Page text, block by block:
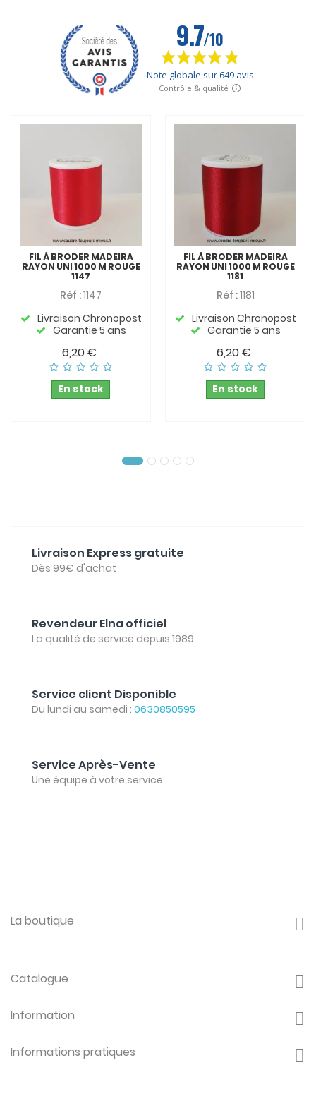
FIL À BRODER MADEIRA
RAYON UNI 1000 M ROUGE
1147
Réf :1147
Livraison Chronopost
Garantie 5 ans
6,20 €
En stock
FIL À BRODER MADEIRA
RAYON UNI 1000 M ROUGE
1181
Réf :1181
Livraison Chronopost
Garantie 5 ans
6,20 €
En stock
Livraison Express gratuite
Dès 99€ d'achat
Revendeur Elna officiel
La qualité de service depuis 1989
Service client Disponible
Du lundi au samedi : 0630850595
Service Après-Vente
Une équipe à votre service
La boutique
Catalogue
Information
Informations pratiques